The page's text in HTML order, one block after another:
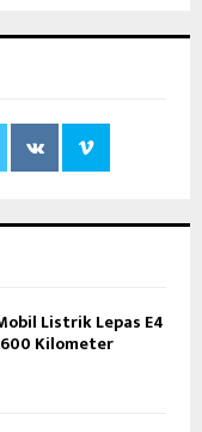
Listrik Lepas E4
600 Kilometer